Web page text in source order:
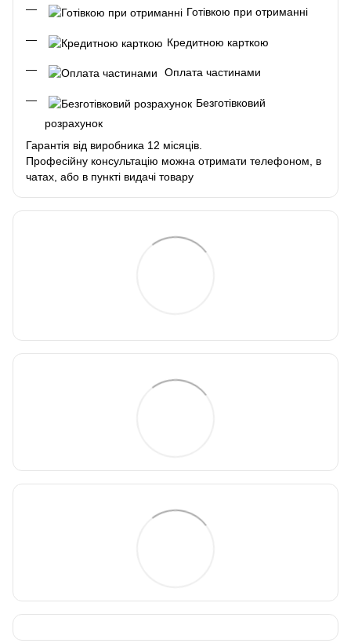
Готівкою при отриманні
Кредитною карткою
Оплата частинами
Безготівковий
розрахунок
Гарантія від виробника 12 місяців.
Професійну консультацію можна отримати телефоном, в
чатах, або в пункті видачі товару